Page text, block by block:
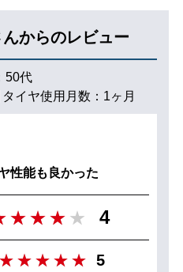
んからのレビュー
50代
タイヤ使用月数： 1ヶ月
性能も良かった
4
5